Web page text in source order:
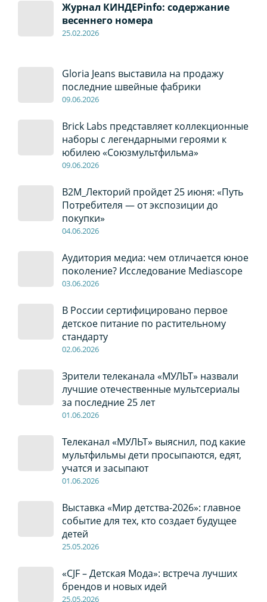
Журнал КИНДЕРinfo: содержание
весеннего номера
25.02.2026
Gloria Jeans выставила на продажу
последние швейные фабрики
09.06.2026
Brick Labs представляет коллекционные
наборы с легендарными героями к
юбилею «Союзмультфильма»
09.06.2026
B2M_Лекторий пройдет 25 июня: «Путь
Потребителя — от экспозиции до
покупки»
04.06.2026
Аудитория медиа: чем отличается юное
поколение? Исследование Mediascope
03.06.2026
В России сертифицировано первое
детское питание по растительному
стандарту
02.06.2026
Зрители телеканала «МУЛЬТ» назвали
лучшие отечественные мультсериалы
за последние 25 лет
01.06.2026
Телеканал «МУЛЬТ» выяснил, под какие
мультфильмы дети просыпаются, едят,
учатся и засыпают
01.06.2026
Выставка «Мир детства-2026»: главное
событие для тех, кто создает будущее
детей
25.05.2026
«CJF – Детская Мода»: встреча лучших
брендов и новых идей
25.05.2026